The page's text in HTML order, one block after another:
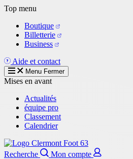
Aller
contenu
principal
Top menu
Boutique
Billetterie
Business
Aide et contact
Menu Fermer
Mises en avant
Actualités
équipe pro
Classement
Calendrier
Recherche
Mon compte